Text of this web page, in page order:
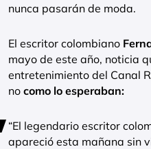
nunca pasarán de moda.
El escritor colombiano
mayo de este año, noticia
entretenimiento del Canal
no como lo esperaban:
“El legendario escritor
apareció esta mañana sin